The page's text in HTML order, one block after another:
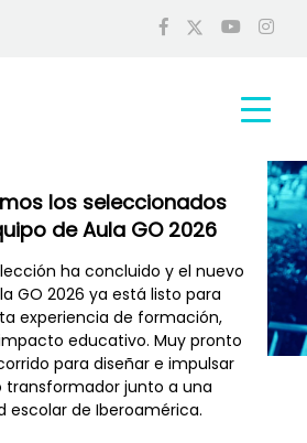
los seleccionados
de Aula GO 2026
ha concluido y el nuevo
GO 2026 ya está listo para
experiencia de formación,
educativo. Muy pronto
para diseñar e impulsar
transformador junto a una
escolar de Iberoamérica.